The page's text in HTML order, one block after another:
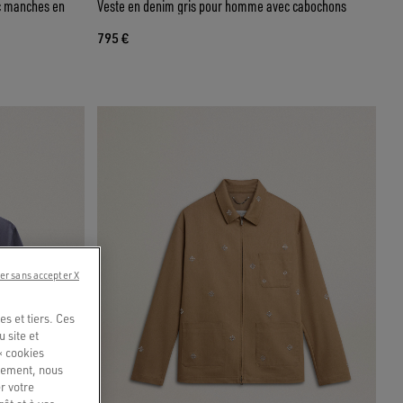
en
Veste en denim gris pour homme avec cabochons
795 €
et tiers. Ces
site et
cookies
nous
votre
sans accepter X